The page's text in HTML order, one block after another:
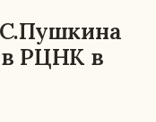
в РЦНК в